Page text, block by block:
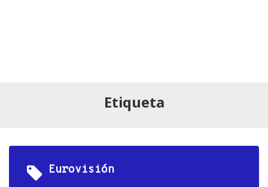
Etiqueta
Eurovisión